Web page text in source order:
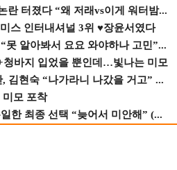
터졌다 “왜 저래vs이게 워터밤...
스 인터내셔널 3위 ♥장윤서였다
알아봐서 요요 와야하나 고민”...
바지 입었을 뿐인데…빛나는 미모
김현숙 “나가라니 나갔을 거고” ...
미모 포착
한 최종 선택 “늦어서 미안해” (...